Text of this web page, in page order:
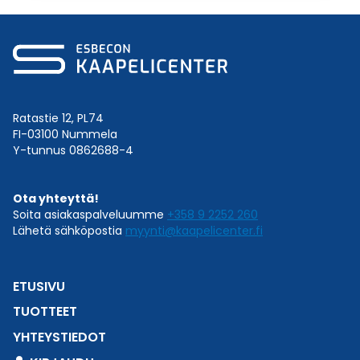
Ratastie 12, PL74
FI-03100 Nummela
Y-tunnus 0862688-4
Ota yhteyttä!
Soita asiakaspalveluumme +358 9 2252 260
Lähetä sähköpostia myynti@kaapelicenter.fi
ETUSIVU
TUOTTEET
YHTEYSTIEDOT